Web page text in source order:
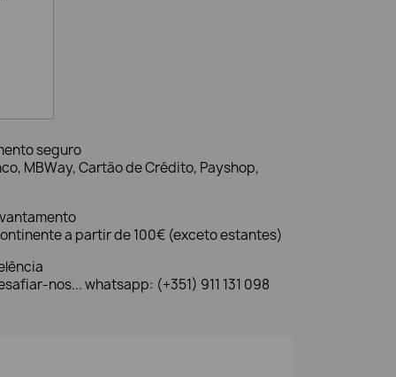
seguro
MBWay, Cartão de Crédito, Payshop,
a partir de 100€ (exceto estantes)
nos... whatsapp: (+351) 911 131 098